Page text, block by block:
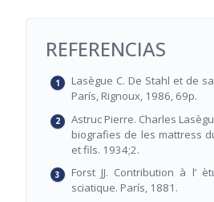
REFERENCIAS
Lasègue C. De Stahl et de
París, Rignoux, 1986, 69p.
Astruc Pierre. Charles
biografies de les mattress
et fils. 1934;2.
Forst JJ. Contribution à l’
sciatique. París, 1881.